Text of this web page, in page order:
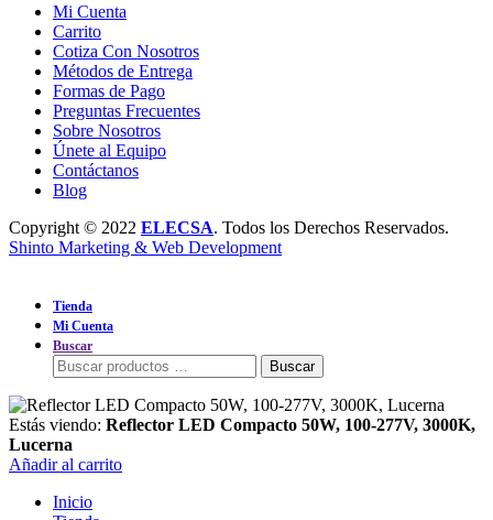
Mi Cuenta
Carrito
Cotiza Con Nosotros
Métodos de Entrega
Formas de Pago
Preguntas Frecuentes
Sobre Nosotros
Únete al Equipo
Contáctanos
Blog
Copyright © 2022 ELECSA. Todos los Derechos Reservados.
Shinto Marketing & Web Development
Buscar: Buscar
Estás viendo: Reflector LED Compacto 50W, 100-277V, 3000K,
Lucerna
Añadir al carrito
Inicio